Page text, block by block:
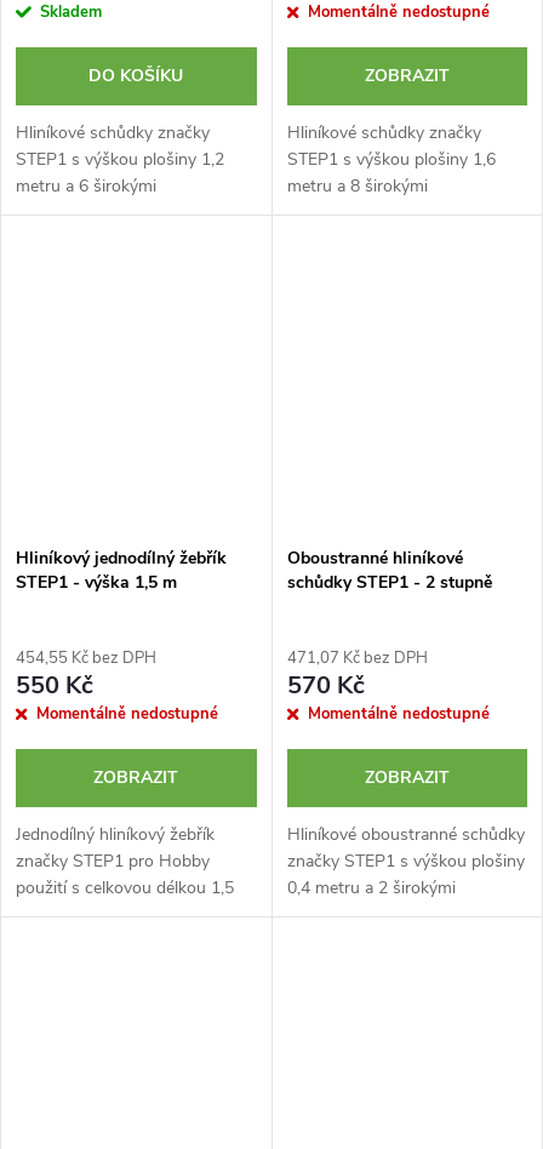
Skladem
DO KOŠÍKU
Hliníkové schůdky značky
STEP1 s výškou plošiny 1,2
metru a 6 širokými
protiskluzovými stupni. Velmi
Momentálně nedostupné
ZOBRAZIT
Hliníkové schůdky značky
STEP1 s výškou plošiny 1,6
metru a 8 širokými
protiskluzovými stupni. Velmi
Hliníkový jednodílný žebřík
STEP1 - výška 1,5 m
454,55 Kč bez DPH
550 Kč
Momentálně nedostupné
ZOBRAZIT
Jednodílný hliníkový žebřík
značky STEP1 pro Hobby
použití s celkovou délkou 1,5
metru. Dobrá kvalita za
Oboustranné hliníkové
schůdky STEP1 - 2 stupně
471,07 Kč bez DPH
570 Kč
Momentálně nedostupné
ZOBRAZIT
Hliníkové oboustranné schůdky
značky STEP1 s výškou plošiny
0,4 metru a 2 širokými
protiskluzovými stupni. Velmi